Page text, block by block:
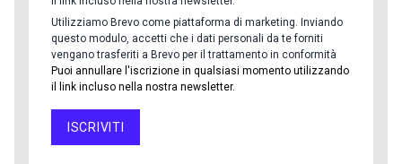
Utilizziamo Brevo come piattaforma di marketing. Inviando
questo modulo, accetti che i dati personali da te forniti
vengano trasferiti a Brevo per il trattamento in conformità
Puoi annullare l'iscrizione in qualsiasi momento utilizzando
il link incluso nella nostra newsletter.
ISCRIVITI